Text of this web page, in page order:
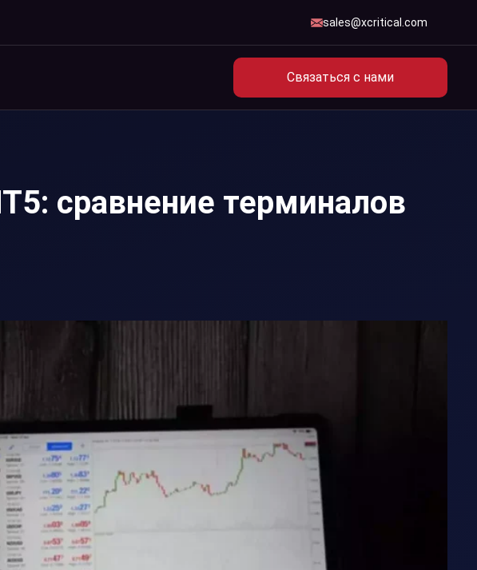
sales@xcritical.com
Связаться с нами
сравнение терминалов